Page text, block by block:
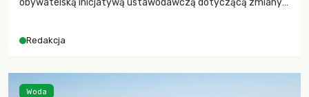
obywatelską inicjatywą ustawodawczą dotyczącą zmiany
niezwykle korzystne rozwiązania dla przyrody i zwierząt,
funkcjonowania łowiectwa w Polsce.
Redakcja
Woda